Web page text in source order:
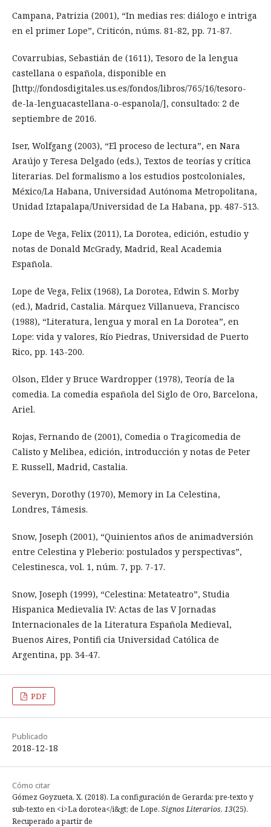
Campana, Patrizia (2001), “In medias res: diálogo e intriga
en el primer Lope”, Criticón, núms. 81-82, pp. 71-87.
Covarrubias, Sebastián de (1611), Tesoro de la lengua
castellana o española, disponible en
[http://fondosdigitales.us.es/fondos/libros/765/16/tesoro-
de-la-lenguacastellana-o-espanola/], consultado: 2 de
septiembre de 2016.
Iser, Wolfgang (2003), “El proceso de lectura”, en Nara
Araújo y Teresa Delgado (eds.), Textos de teorías y crítica
literarias. Del formalismo a los estudios postcoloniales,
México/La Habana, Universidad Autónoma Metropolitana,
Unidad Iztapalapa/Universidad de La Habana, pp. 487-513.
Lope de Vega, Felix (2011), La Dorotea, edición, estudio y
notas de Donald McGrady, Madrid, Real Academia
Española.
Lope de Vega, Felix (1968), La Dorotea, Edwin S. Morby
(ed.), Madrid, Castalia. Márquez Villanueva, Francisco
(1988), “Literatura, lengua y moral en La Dorotea”, en
Lope: vida y valores, Río Piedras, Universidad de Puerto
Rico, pp. 143-200.
Olson, Elder y Bruce Wardropper (1978), Teoría de la
comedia. La comedia española del Siglo de Oro, Barcelona,
Ariel.
Rojas, Fernando de (2001), Comedia o Tragicomedia de
Calisto y Melibea, edición, introducción y notas de Peter
E. Russell, Madrid, Castalia.
Severyn, Dorothy (1970), Memory in La Celestina,
Londres, Támesis.
Snow, Joseph (2001), “Quinientos años de animadversión
entre Celestina y Pleberio: postulados y perspectivas”,
Celestinesca, vol. 1, núm. 7, pp. 7-17.
Snow, Joseph (1999), “Celestina: Metateatro”, Studia
Hispanica Medievalia IV: Actas de las V Jornadas
Internacionales de la Literatura Española Medieval,
Buenos Aires, Pontifi cia Universidad Católica de
Argentina, pp. 34-47.
PDF
Publicado
2018-12-18
Cómo citar
Gómez Goyzueta, X. (2018). La configuración de Gerarda: pre-texto y
sub-texto en <i>La dorotea</i&gt; de Lope. Signos Literarios, 13(25).
Recuperado a partir de